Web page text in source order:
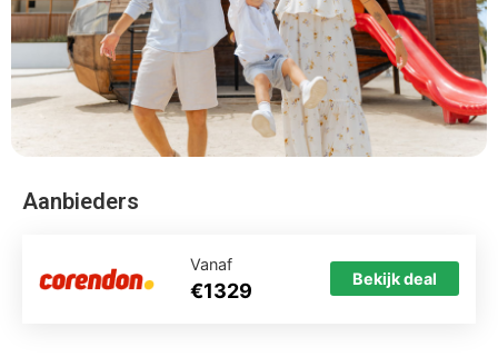
Aanbieders
Vanaf
€1329 Bekijk deal